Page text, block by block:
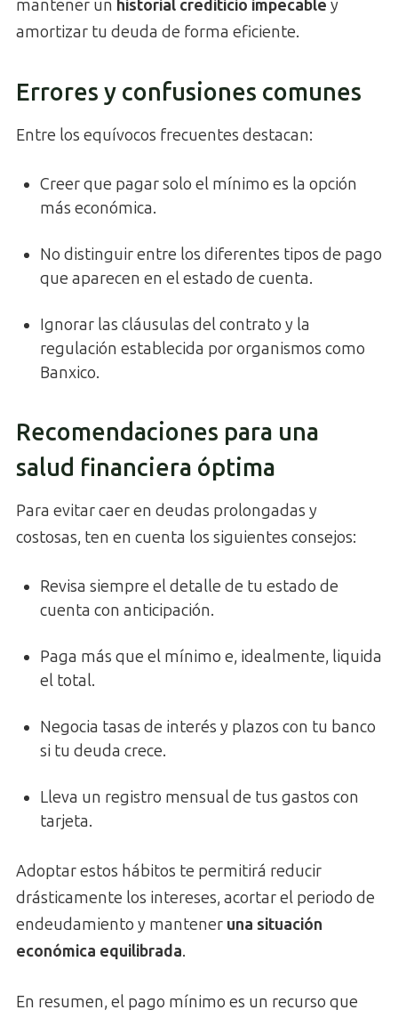
mantener un historial crediticio impecable y
amortizar tu deuda de forma eficiente.
Errores y confusiones comunes
Entre los equívocos frecuentes destacan:
Creer que pagar solo el mínimo es la opción
más económica.
No distinguir entre los diferentes tipos de pago
que aparecen en el estado de cuenta.
Ignorar las cláusulas del contrato y la
regulación establecida por organismos como
Banxico.
Recomendaciones para una
salud financiera óptima
Para evitar caer en deudas prolongadas y
costosas, ten en cuenta los siguientes consejos:
Revisa siempre el detalle de tu estado de
cuenta con anticipación.
Paga más que el mínimo e, idealmente, liquida
el total.
Negocia tasas de interés y plazos con tu banco
si tu deuda crece.
Lleva un registro mensual de tus gastos con
tarjeta.
Adoptar estos hábitos te permitirá reducir
drásticamente los intereses, acortar el periodo de
endeudamiento y mantener una situación
económica equilibrada.
En resumen, el pago mínimo es un recurso que